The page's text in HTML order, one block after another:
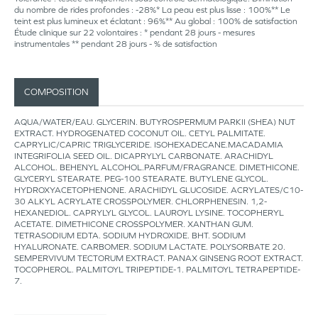
du nombre de rides profondes : -28%* La peau est plus lisse : 100%** Le
teint est plus lumineux et éclatant : 96%** Au global : 100% de satisfaction
Étude clinique sur 22 volontaires : * pendant 28 jours - mesures
instrumentales ** pendant 28 jours - % de satisfaction
COMPOSITION
AQUA/WATER/EAU. GLYCERIN. BUTYROSPERMUM PARKII (SHEA) NUT
EXTRACT. HYDROGENATED COCONUT OIL. CETYL PALMITATE.
CAPRYLIC/CAPRIC TRIGLYCERIDE. ISOHEXADECANE.MACADAMIA
INTEGRIFOLIA SEED OIL. DICAPRYLYL CARBONATE. ARACHIDYL
ALCOHOL. BEHENYL ALCOHOL.PARFUM/FRAGRANCE. DIMETHICONE.
GLYCERYL STEARATE. PEG-100 STEARATE. BUTYLENE GLYCOL.
HYDROXYACETOPHENONE. ARACHIDYL GLUCOSIDE. ACRYLATES/C10-
30 ALKYL ACRYLATE CROSSPOLYMER. CHLORPHENESIN. 1,2-
HEXANEDIOL. CAPRYLYL GLYCOL. LAUROYL LYSINE. TOCOPHERYL
ACETATE. DIMETHICONE CROSSPOLYMER. XANTHAN GUM.
TETRASODIUM EDTA. SODIUM HYDROXIDE. BHT. SODIUM
HYALURONATE. CARBOMER. SODIUM LACTATE. POLYSORBATE 20.
SEMPERVIVUM TECTORUM EXTRACT. PANAX GINSENG ROOT EXTRACT.
TOCOPHEROL. PALMITOYL TRIPEPTIDE-1. PALMITOYL TETRAPEPTIDE-
7.